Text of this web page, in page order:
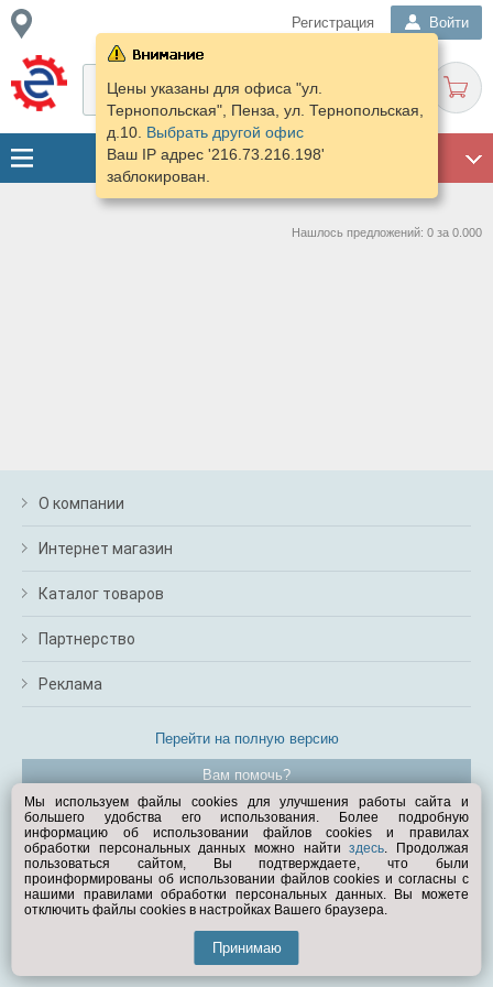
Регистрация Войти
Цены указаны для офиса "ул.
Тернопольская", Пенза, ул. Тернопольская,
д.10. Выбрать другой офис
Ваш IP адрес '216.73.216.198'
заблокирован.
Нашлось предложений: 0 за 0.000
О компании
Интернет магазин
Каталог товаров
Партнерство
Реклама
Перейти на полную версию
Вам помочь?
© Exist.ru 1998—2026
Мы используем файлы cookies для улучшения работы сайта и
большего удобства его использования. Более подробную
информацию об использовании файлов cookies и правилах
обработки персональных данных можно найтиздесь. Продолжая
пользоваться сайтом, Вы подтверждаете, что были
проинформированы об использовании файлов cookies и согласны с
нашими правилами обработки персональных данных. Вы можете
отключить файлы cookies в настройках Вашего браузера.
Принимаю